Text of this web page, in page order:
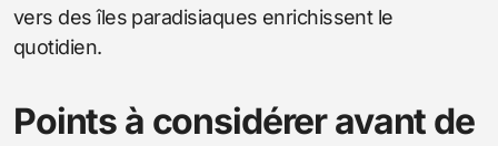
vers des îles paradisiaques enrichissent le
quotidien.
Points à considérer avant de